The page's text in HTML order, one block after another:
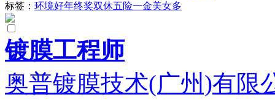
标签： 环境好年终奖双休五险一金美女多
镀膜工程师
奥普镀膜技术(广州)有限